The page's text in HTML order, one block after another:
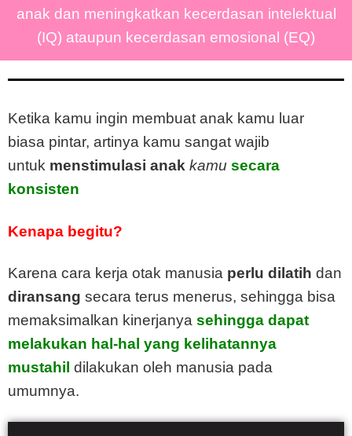
anak dan meningkatkan kecerdasan intelektual
(IQ) ataupun kecerdasan emosional (EQ)
Ketika kamu ingin membuat anak kamu luar
biasa pintar, artinya kamu sangat wajib
untuk menstimulasi anak kamu secara
konsisten
Kenapa begitu?
Karena cara kerja otak manusia perlu dilatih dan
diransang secara terus menerus, sehingga bisa
memaksimalkan kinerjanya sehingga dapat
melakukan hal-hal yang kelihatannya
mustahil dilakukan oleh manusia pada
umumnya.